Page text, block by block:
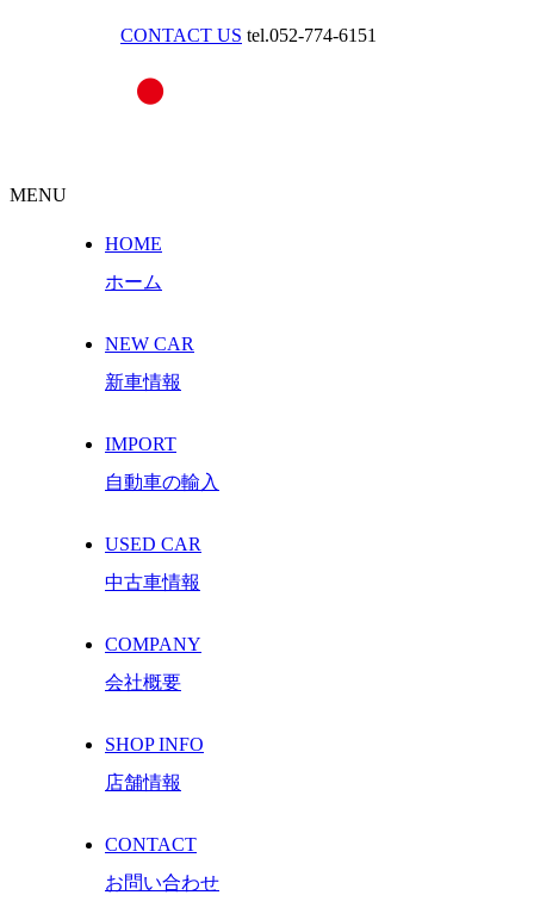
CONTACT US tel.052-774-6151
MENU
HOME
ホーム
NEW CAR
新車情報
IMPORT
自動車の輸入
USED CAR
中古車情報
COMPANY
会社概要
SHOP INFO
店舗情報
CONTACT
お問い合わせ